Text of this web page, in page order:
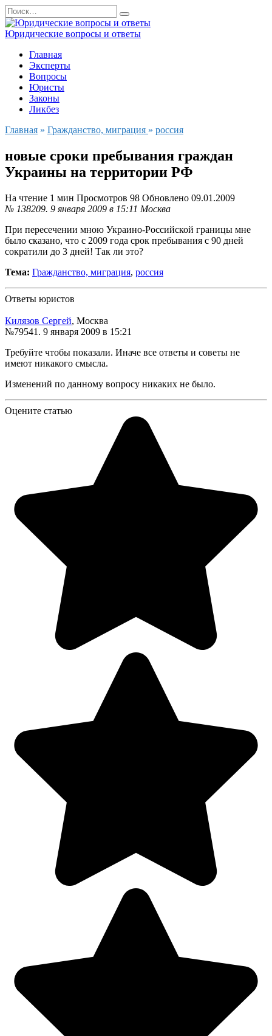
Перейти
к
содержанию
Search
for:
Юридические вопросы и ответы
Главная
Эксперты
Вопросы
Юристы
Законы
Ликбез
Главная » Гражданство, миграция » россия
новые сроки пребывания граждан
Украины на территории РФ
На чтение 1 мин Просмотров 98 Обновлено 09.01.2009
№ 138209. 9 января 2009 в 15:11 Москва
При пересечении мною Украино-Российской границы мне
было сказано, что с 2009 года срок пребывания с 90 дней
сократили до 3 дней! Так ли это?
Тема: Гражданство, миграция, россия
Ответы юристов
Килязов Сергей, Москва
№79541. 9 января 2009 в 15:21
Требуйте чтобы показали. Иначе все ответы и советы не
имеют никакого смысла.
Изменений по данному вопросу никаких не было.
Оцените статью